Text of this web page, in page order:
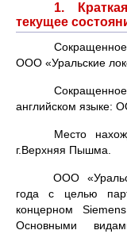
1.
текущее
ООО «Уральские
английском языке:
Место
г.Верхняя Пышма.
ООО
года с целью
концерном
Основными